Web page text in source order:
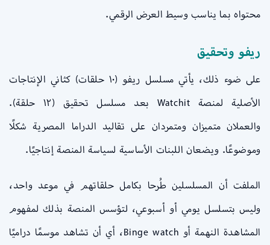
محتواه بما يناسب وسيط العرض الرقمي.
ريفو وتحقيق
على ضوء ذلك، يأتي مسلسل ريفو (١٠ حلقات) كثاني الإنتاجات
الأصلية لمنصة Watchit بعد مسلسل تحقيق (١٢ حلقة).
والعملان متميزان ومتمردان على تقاليد الدراما المصرية شكلًا
وموضوعًا. ويضعان اللبنات الأساسية لسياسة المنصة إنتاجيًا.
الملفت أن المسلسلين طُرحا بكامل حلقاتهم في موعد واحد،
وليس بتسلسل يومي أو أسبوعي، لتؤسس المنصة بذلك لمفهوم
المشاهدة النهمة أو Binge watch، أي أن تشاهد موسمًا دراميًا